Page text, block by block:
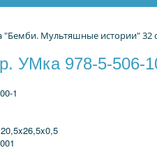
"Бемби. Мультяшные истории" 32
УМка 978-5-506-
1
20,5x26,5x0,5